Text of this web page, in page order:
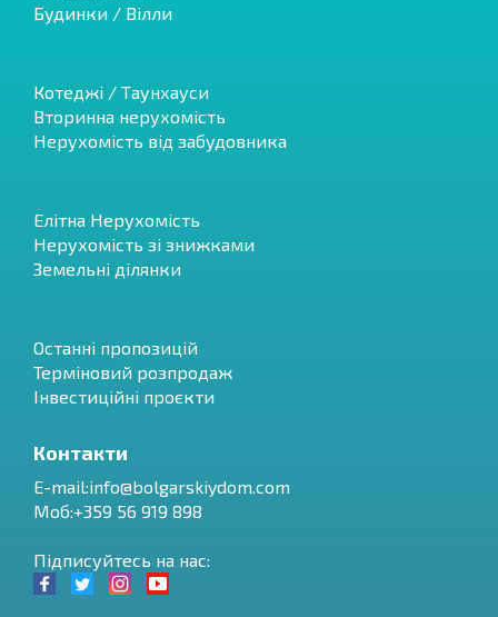
Будинки / Вілли
Котеджі / Таунхауси
Вторинна нерухомість
Нерухомість від забудовника
Елітна Нерухомість
Нерухомість зі знижками
Земельні ділянки
Останні пропозицій
Терміновий розпродаж
Інвестиційні проєкти
Контакти
E-mail:info@bolgarskiydom.com
Моб:+359 56 919 898
Підписуйтесь на нас: